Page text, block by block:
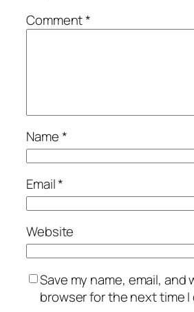
Comment*
Name*
Email*
Website
Save my name, email,
browser for the next time I